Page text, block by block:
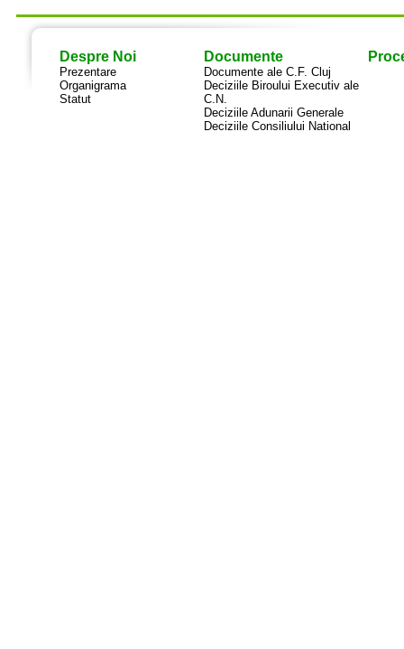
Despre Noi
Prezentare
Organigrama
Statut
Documente
Documente ale C.F. Cluj
Deciziile Biroului Executiv ale
C.N.
Deciziile Adunarii Generale
Deciziile Consiliului National